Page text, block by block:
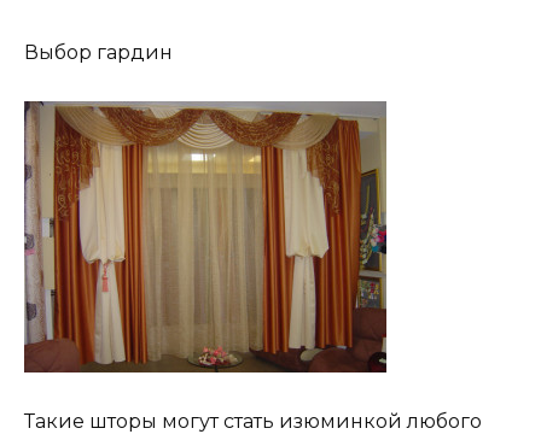
Выбор гардин
Такие шторы могут стать изюминкой любого